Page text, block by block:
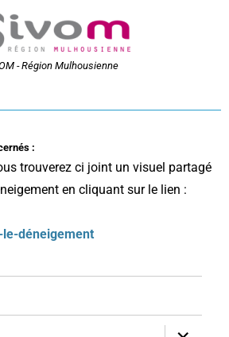
- Région Mulhousienne
:
trouverez ci joint un visuel partagé
en cliquant sur le lien :
déneigement